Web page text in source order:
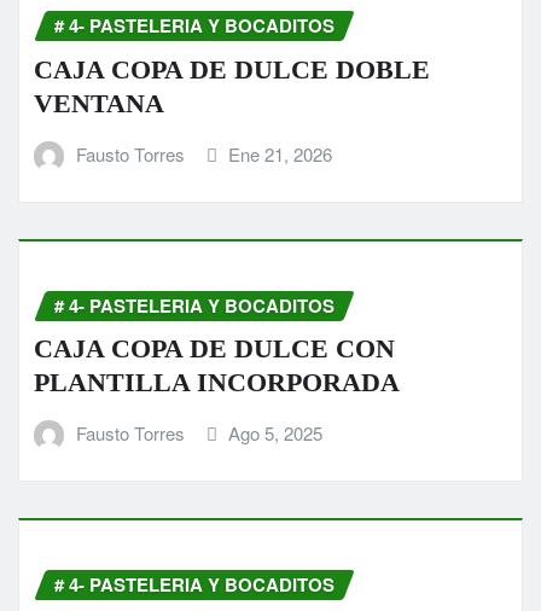
# 4- PASTELERIA Y BOCADITOS
CAJA COPA DE DULCE DOBLE
VENTANA
Fausto Torres Ene 21, 2026
# 4- PASTELERIA Y BOCADITOS
CAJA COPA DE DULCE CON
PLANTILLA INCORPORADA
Fausto Torres Ago 5, 2025
# 4- PASTELERIA Y BOCADITOS